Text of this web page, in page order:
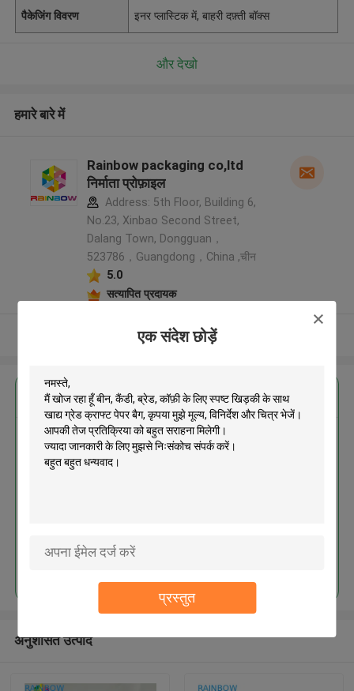
एक संदेश छोड़ें
प्रस्तुत
पैकेजिंग विवरण इनर प्लास्टिक में, बाहरी दफ़्ती बॉक्स
और देखो
हमारे बारे में
Rainbow packaging co,ltd
निर्माता प्रोफ़ाइल
Address: 5th Floor, Building 6,
No.23, Xinbao Second Street,
Dalang Town, Dongguan，
523786，Guangdong，China ,चीन
5.0
सत्यापित प्रदायक
और देखो
सबसे उत्तम प्रतिदान प्राप्त करें
बीन, कैंडी, ब्रेड, कॉफ़ी के लिए स्पष्ट
अनुशंसित उत्पाद